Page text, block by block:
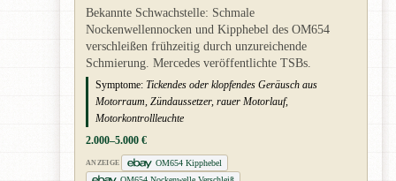
Bekannte Schwachstelle: Schmale
Nockenwellennocken und Kipphebel des OM654
verschleißen frühzeitig durch unzureichende
Schmierung. Mercedes veröffentlichte TSBs.
Symptome: Tickendes oder klopfendes Geräusch aus
Motorraum, Zündaussetzer, rauer Motorlauf,
Motorkontrollleuchte
2.000–5.000 €
ANZEIGE
OM654 Kipphebel